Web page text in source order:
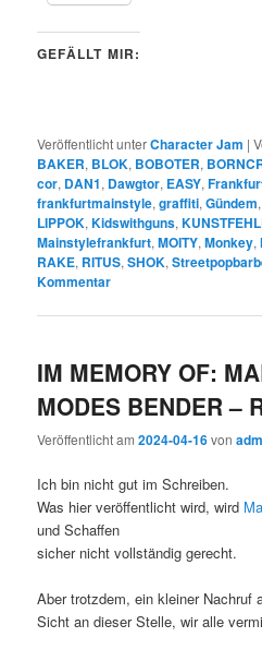
GEFÄLLT MIR:
Veröffentlicht unterCharacter Jam |
BAKER, BLOK, BOBOTER,
cor, DAN1, Dawgtor, EASY,
frankfurtmainstyle,graffiti,Gündem
LIPPOK,Kidswithguns,
Mainstylefrankfurt,MOITY,Monkey,
RAKE, RITUS,SHOK,
Kommentar
IM MEMORY OF:
MODES BENDER –
Veröffentlicht am2024-04-16von
Ich bin nicht gut im Schreiben.
Was hier veröffentlicht wird, wird
und Schaffen
sicher nicht vollständig gerecht.
Aber trotzdem, ein kleiner Nachruf
Sicht an dieser Stelle, wir alle